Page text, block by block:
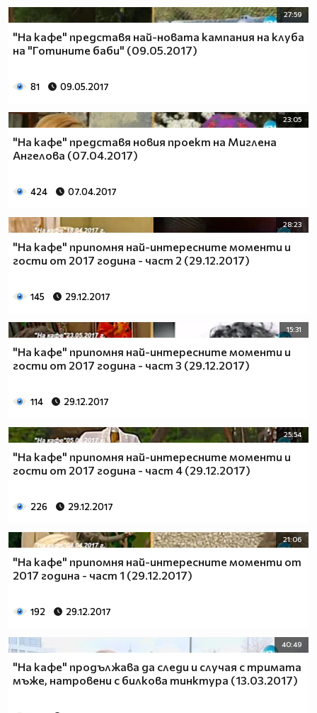
27:59
"На кафе" представя най-новата кампания на клуба
на "Готините баби" (09.05.2017)
81 09.05.2017
23:05
"На кафе" представя новия проект на Миглена
Ангелова (07.04.2017)
424 07.04.2017
28:23
"На кафе" припомня най-интересните моменти и
гости от 2017 година - част 2 (29.12.2017)
145 29.12.2017
15:31
"На кафе" припомня най-интересните моменти и
гости от 2017 година - част 3 (29.12.2017)
114 29.12.2017
25:54
"На кафе" припомня най-интересните моменти и
гости от 2017 година - част 4 (29.12.2017)
226 29.12.2017
21:06
"На кафе" припомня най-интересните моменти от
2017 година - част 1 (29.12.2017)
192 29.12.2017
40:49
"На кафе" продължава да следи и случая с тримата
мъже, натровени с билкова тинктура (13.03.2017)